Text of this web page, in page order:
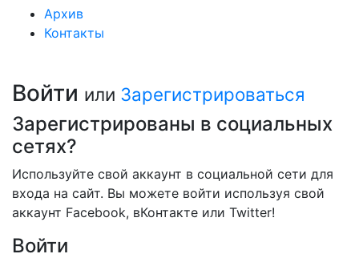
Архив
Контакты
Войти или Зарегистрироваться
Зарегистрированы в социальных
сетях?
Используйте свой аккаунт в социальной сети для
входа на сайт. Вы можете войти используя свой
аккаунт Facebook, вКонтакте или Twitter!
Войти